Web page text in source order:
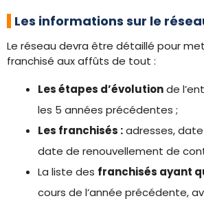
Les informations sur le
Le réseau devra être détaillé pour
franchisé aux affûts de tout :
Les étapes d’évolutionde
les 5 années précédentes ;
Les franchisés :adresses,
date de renouvellement de
La liste des franchisés ayant
cours de l’année précédente,